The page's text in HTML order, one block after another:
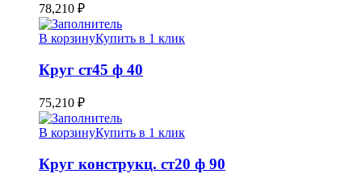
78,210 ₽
В корзинуКупить в 1 клик
Круг ст45 ф 40
75,210 ₽
В корзинуКупить в 1 клик
Круг конструкц. ст20 ф 90